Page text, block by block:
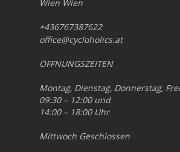
Wien Wien
+436767387622
office@cycloholics.at
ÖFFNUNGSZEITEN
Montag, Dienstag, Donnerstag,
09:30 – 12:00 und
14:00 – 18:00 Uhr
Mittwoch Geschlossen